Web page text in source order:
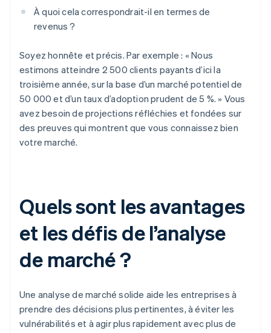
À quoi cela correspondrait-il en termes de
revenus ?
Soyez honnête et précis. Par exemple : « Nous
estimons atteindre 2 500 clients payants d’ici la
troisième année, sur la base d’un marché potentiel de
50 000 et d’un taux d’adoption prudent de 5 %. » Vous
avez besoin de projections réfléchies et fondées sur
des preuves qui montrent que vous connaissez bien
votre marché.
Quels sont les avantages
et les défis de l’analyse
de marché ?
Une analyse de marché solide aide les entreprises à
prendre des décisions plus pertinentes, à éviter les
vulnérabilités et à agir plus rapidement avec plus de